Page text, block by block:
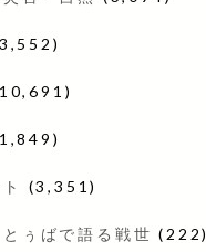
(3,351)
とぅばで語る戦世 (222)